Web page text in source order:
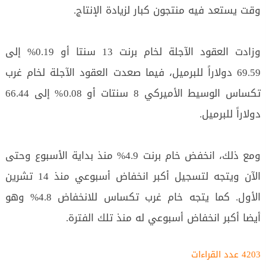
وقت يستعد فيه منتجون كبار لزيادة الإنتاج.
وزادت العقود الآجلة لخام برنت 13 سنتا أو 0.19% إلى
69.59 دولاراً للبرميل، فيما صعدت العقود الآجلة لخام غرب
تكساس الوسيط الأميركي 8 سنتات أو 0.08% إلى 66.44
دولاراً للبرميل.
ومع ذلك، انخفض خام برنت 4.9% منذ بداية الأسبوع وحتى
الآن ويتجه لتسجيل أكبر انخفاض أسبوعي منذ 14 تشرين
الأول. كما يتجه خام غرب تكساس للانخفاض 4.8% وهو
أيضا أكبر انخفاض أسبوعي له منذ تلك الفترة.
4203 عدد القراءات‌‌